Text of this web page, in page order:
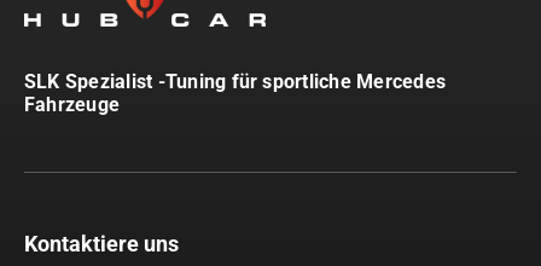
SLK Spezialist -Tuning für sportliche Mercedes
Fahrzeuge
Kontaktiere uns